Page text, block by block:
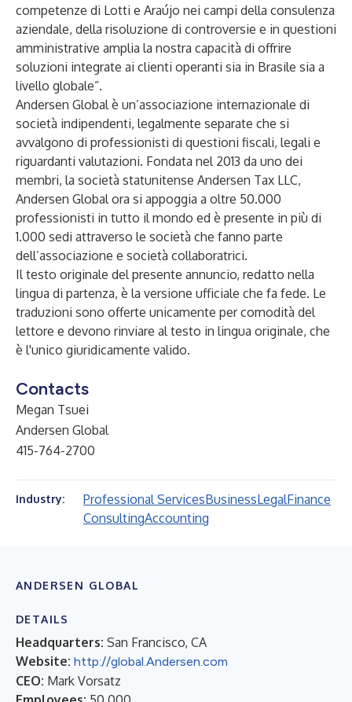
competenze di Lotti e Araújo nei campi della consulenza
aziendale, della risoluzione di controversie e in questioni
amministrative amplia la nostra capacità di offrire
soluzioni integrate ai clienti operanti sia in Brasile sia a
livello globale”.
Andersen Globalè un’associazione internazionale di
società indipendenti, legalmente separate che si
avvalgono di professionisti di questioni fiscali, legali e
riguardanti valutazioni. Fondata nel 2013 da uno dei
membri, la società statunitense Andersen Tax LLC,
Andersen Global ora si appoggia a oltre 50.000
professionisti in tutto il mondo ed è presente in più di
1.000 sedi attraverso le società che fanno parte
dell’associazione e società collaboratrici.
Il testo originale del presente annuncio, redatto nella
lingua di partenza, è la versione ufficiale che fa fede. Le
traduzioni sono offerte unicamente per comodità del
lettore e devono rinviare al testo in lingua originale, che
è l'unico giuridicamente valido.
Contacts
Megan Tsuei
Andersen Global
415-764-2700
Industry: Professional ServicesBusinessLegalFinance
ConsultingAccounting
ANDERSEN GLOBAL
DETAILS
Headquarters: San Francisco, CA
Website: http://global.Andersen.com
CEO: Mark Vorsatz